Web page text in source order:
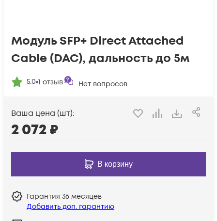
Модуль SFP+ Direct Attached
Cable (DAC), дальность до 5м
5.0 1 отзыв Нет вопросов
Ваша цена (шт):
2 072₽
В корзину
Гарантия 36 месяцев
Добавить доп. гарантию